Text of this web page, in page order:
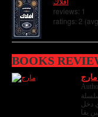
reviews: 1
ratings: 2
BOOKS
دخل
يقا